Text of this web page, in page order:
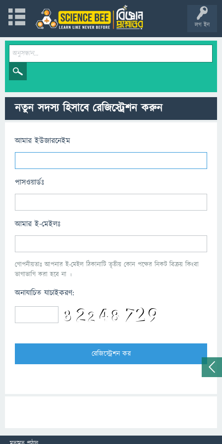
লগ ইন
নতুন সদস্য হিসাবে রেজিস্ট্রেশন করুন
আমার ইউজারনেইম
পাসওয়ার্ডঃ
আমার ই-মেইলঃ
গোপনীয়তাঃ আপনার ই-মেইল ঠিকানাটি তৃতীয় কোন পক্ষের নিকট বিক্রয় কিংবা
ভাগাভাগি করা হবে না ।
অনাযাচিত যাচাইকরণ: